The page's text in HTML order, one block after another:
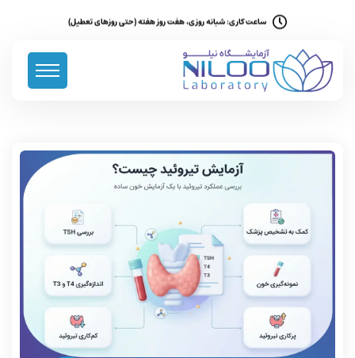
ساعت کاری: شبانه روزی، هفت روز هفته (حتی روزهای تعطیل)